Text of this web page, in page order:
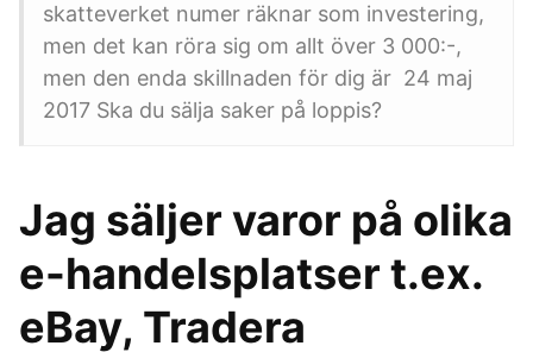
skatteverket numer räknar som investering,
men det kan röra sig om allt över 3 000:-,
men den enda skillnaden för dig är 24 maj
2017 Ska du sälja saker på loppis?
Jag säljer varor på olika
e-handelsplatser t.ex.
eBay, Tradera